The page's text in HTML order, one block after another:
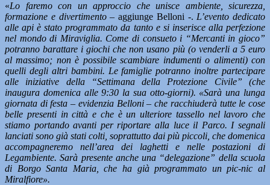
«Lo faremo con un approccio che unisce ambiente, sicurezza,
formazione e divertimento – aggiunge Belloni -. L’evento dedicato
alle api è stato programmato da tanto e si inserisce alla perfezione
nel mondo di Miraviglia. Come di consueto i “Mercanti in gioco”
potranno barattare i giochi che non usano più (o venderli a 5 euro
al massimo; non è possibile scambiare indumenti o alimenti) con
quelli degli altri bambini. Le famiglie potranno inoltre partecipare
alle iniziative della “Settimana della Protezione Civile” (che
inaugura domenica alle 9:30 la sua otto-giorni). «Sarà una lunga
giornata di festa – evidenzia Belloni – che racchiuderà tutte le cose
belle presenti in città e che è un ulteriore tassello nel lavoro che
stiamo portando avanti per riportare alla luce il Parco. I segnali
lanciati sono già stati colti, soprattutto dai più piccoli, che domenica
accompagneremo nell’area dei laghetti e nelle postazioni di
Legambiente. Sarà presente anche una “delegazione” della scuola
di Borgo Santa Maria, che ha già programmato un pic-nic al
Miralfiore».